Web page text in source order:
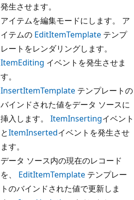
発生させます。
アイテムを編集モードにします。 ア
イテムの EditItemTemplate テンプ
レートをレンダリングします。
ItemEditing イベントを発生させま
す。
InsertItemTemplate テンプレートの
バインドされた値をデータ ソースに
挿入します。 ItemInsertingイベント
とItemInsertedイベントを発生させ
ます。
データ ソース内の現在のレコード
を、 EditItemTemplate テンプレー
トのバインドされた値で更新しま